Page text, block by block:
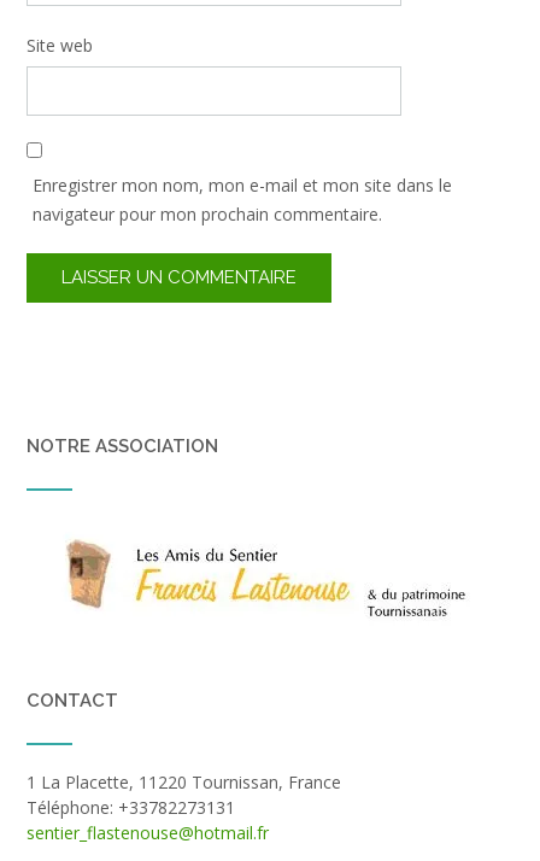
Site web
Enregistrer mon nom, mon e-mail et mon site dans le
navigateur pour mon prochain commentaire.
NOTRE ASSOCIATION
CONTACT
1 La Placette, 11220 Tournissan, France
Téléphone: +33782273131
sentier_flastenouse@hotmail.fr